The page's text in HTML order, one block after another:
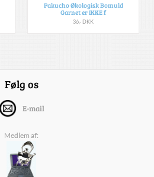
Pakucho Økologisk Bomuld
Garnet er IKKE f
36,- DKK
Følg os
E-mail
Medlem af: